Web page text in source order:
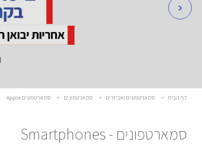
דף הבית > סמארטפונים ואביזרים > סמארטפונים > סמארטפונים Apple
סמארטפונים - Smartphones